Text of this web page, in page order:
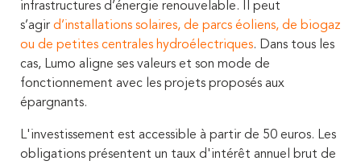
infrastructures d’énergie renouvelable. Il peut
s’agir d’installations solaires, de parcs éoliens, de biogaz
ou de petites centrales hydroélectriques. Dans tous les
cas, Lumo aligne ses valeurs et son mode de
fonctionnement avec les projets proposés aux
épargnants.
L'investissement est accessible à partir de 50 euros. Les
obligations présentent un taux d'intérêt annuel brut de